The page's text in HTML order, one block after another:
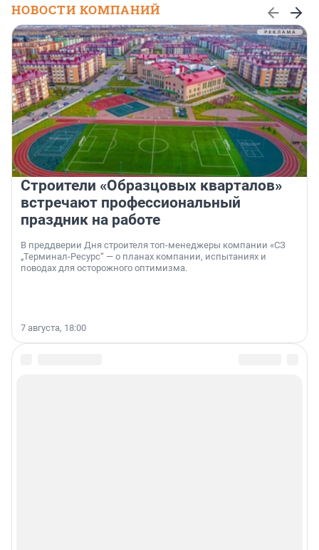
НОВОСТИ КОМПАНИЙ
Строители «Образцовых кварталов»
встречают профессиональный
праздник на работе
В преддверии Дня строителя топ-менеджеры компании «СЗ
„Терминал-Ресурс“ — о планах компании, испытаниях и
поводах для осторожного оптимизма.
7 августа, 18:00